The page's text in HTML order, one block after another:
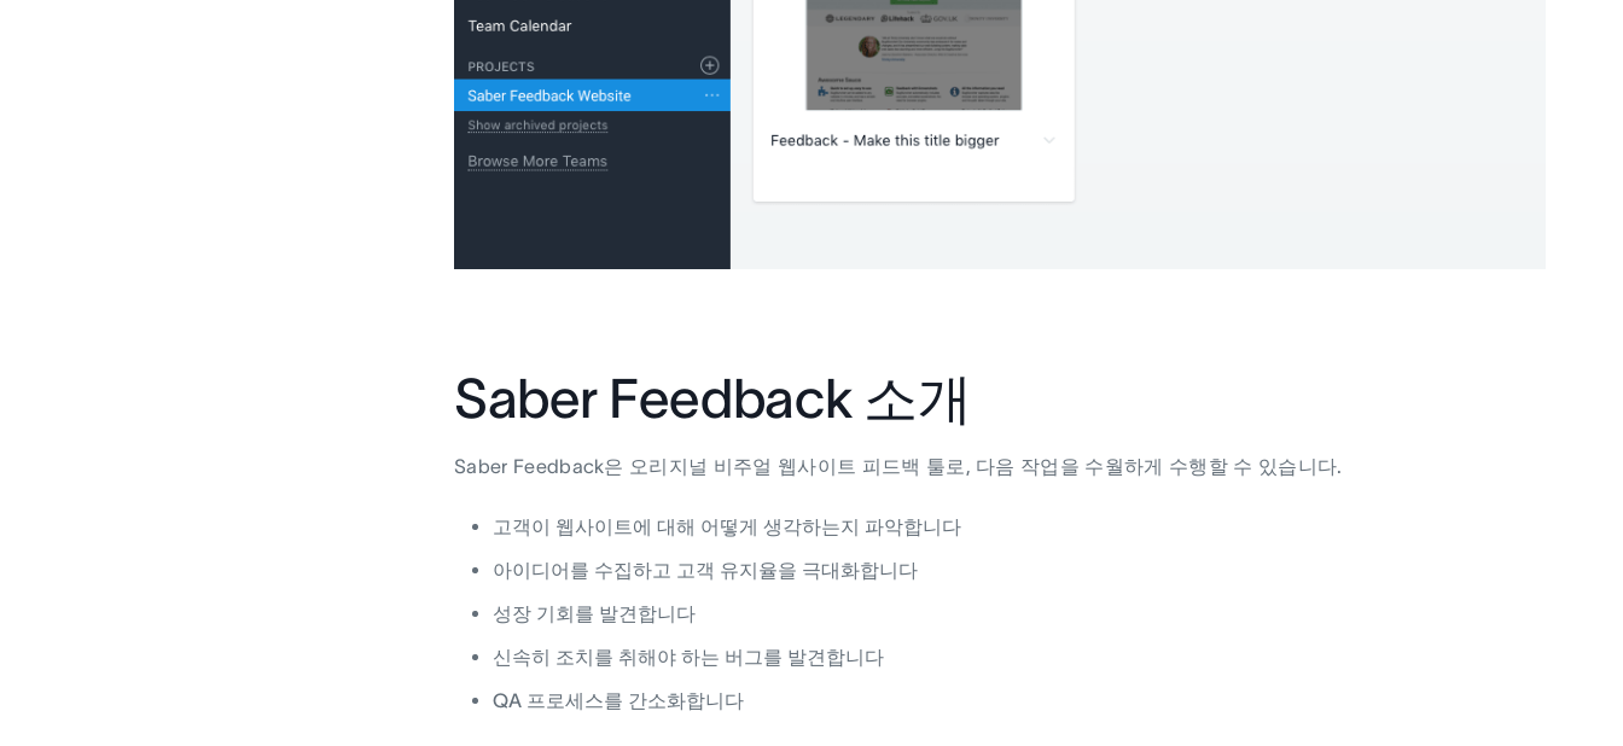
Saber Feedback 소개
Saber Feedback은 오리지널 비주얼 웹사이트 피드백 툴로, 다음 작업을 수월하게 수행할 수 있습니다.
고객이 웹사이트에 대해 어떻게 생각하는지 파악합니다
아이디어를 수집하고 고객 유지율을 극대화합니다
성장 기회를 발견합니다
신속히 조치를 취해야 하는 버그를 발견합니다
QA 프로세스를 간소화합니다